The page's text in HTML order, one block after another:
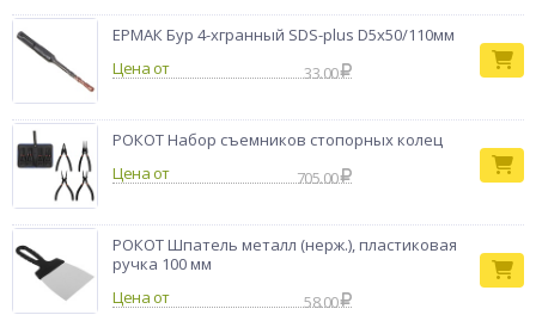
ЕРМАК Бур 4-хгранный SDS-plus D5х50/110мм
Цена от
33.00
РОКОТ Набор съемников стопорных колец
Цена от
705.00
РОКОТ Шпатель металл (нерж.), пластиковая
ручка 100 мм
Цена от
58.00